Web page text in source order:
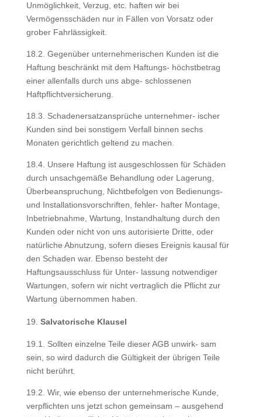
Unmöglichkeit, Verzug, etc. haften wir bei
Vermögensschäden nur in Fällen von Vorsatz oder
grober Fahrlässigkeit.
18.2. Gegenüber unternehmerischen Kunden ist die
Haftung beschränkt mit dem Haftungs- höchstbetrag
einer allenfalls durch uns abge- schlossenen
Haftpflichtversicherung.
18.3. Schadenersatzansprüche unternehmer- ischer
Kunden sind bei sonstigem Verfall binnen sechs
Monaten gerichtlich geltend zu machen.
18.4. Unsere Haftung ist ausgeschlossen für Schäden
durch unsachgemäße Behandlung oder Lagerung,
Überbeanspruchung, Nichtbefolgen von Bedienungs-
und Installationsvorschriften, fehler- hafter Montage,
Inbetriebnahme, Wartung, Instandhaltung durch den
Kunden oder nicht von uns autorisierte Dritte, oder
natürliche Abnutzung, sofern dieses Ereignis kausal für
den Schaden war. Ebenso besteht der
Haftungsausschluss für Unter- lassung notwendiger
Wartungen, sofern wir nicht vertraglich die Pflicht zur
Wartung übernommen haben.
Salvatorische Klausel
19.1. Sollten einzelne Teile dieser AGB unwirk- sam
sein, so wird dadurch die Gültigkeit der übrigen Teile
nicht berührt.
19.2. Wir, wie ebenso der unternehmerische Kunde,
verpflichten uns jetzt schon gemeinsam – ausgehend